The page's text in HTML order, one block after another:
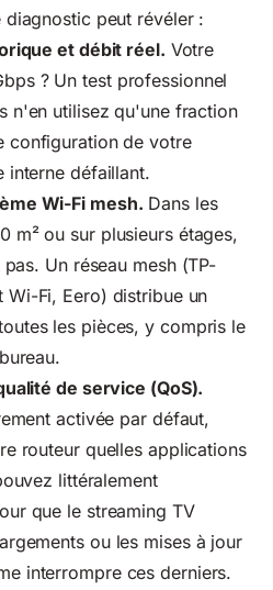
peut révéler :
et débit réel. Votre
? Un test professionnel
n'en utilisez qu'une fraction
configuration de votre
interne défaillant.
Wi-Fi mesh. Dans les
m² ou sur plusieurs étages,
Un réseau mesh (TP-
Wi-Fi, Eero) distribue un
les pièces, y compris le
de service (QoS).
activée par défaut,
routeur quelles applications
littéralement
que le streaming TV
ou les mises à jour
interrompre ces derniers.